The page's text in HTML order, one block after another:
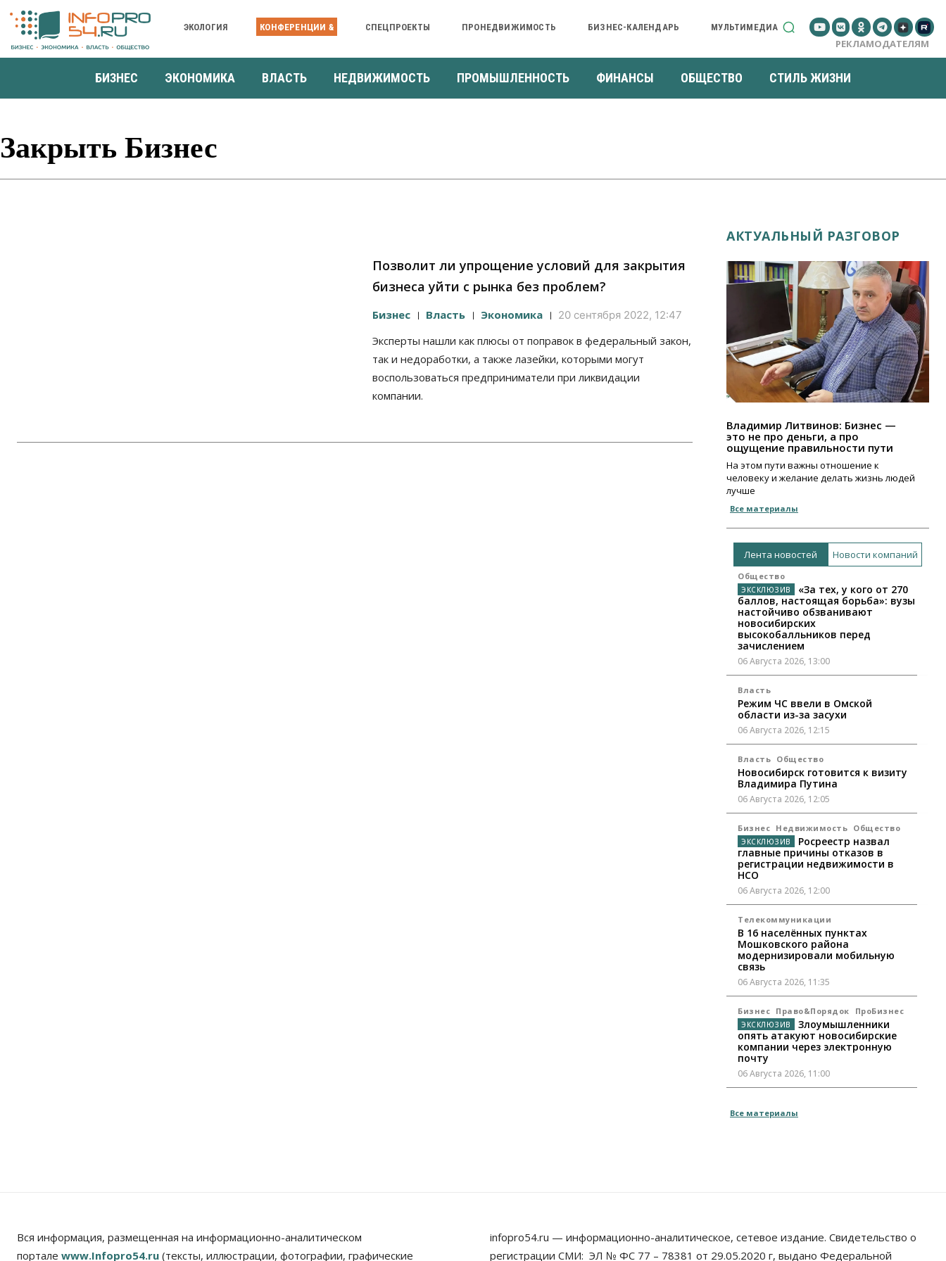
ЭКОЛОГИЯ КОНФЕРЕНЦИИ & СПЕЦПРОЕКТЫ ПРОНЕДВИЖИМОСТЬ БИЗНЕС-КАЛЕНДАРЬ МУЛЬТИМЕДИА
РЕКЛАМОДАТЕЛЯМ
БИЗНЕС ЭКОНОМИКА ВЛАСТЬ НЕДВИЖИМОСТЬ ПРОМЫШЛЕННОСТЬ ФИНАНСЫ ОБЩЕСТВО СТИЛЬ ЖИЗНИ
Закрыть Бизнес
Позволит ли упрощение условий для закрытия
бизнеса уйти с рынка без проблем?
Бизнес Власть Экономика 20 сентября 2022, 12:47
Эксперты нашли как плюсы от поправок в федеральный закон,
так и недоработки, а также лазейки, которыми могут
воспользоваться предприниматели при ликвидации
компании.
АКТУАЛЬНЫЙ РАЗГОВОР
Владимир Литвинов: Бизнес —
это не про деньги, а про
ощущение правильности пути
На этом пути важны отношение к
человеку и желание делать жизнь людей
лучше
Все материалы
Лента новостей Новости компаний
Общество
«За тех, у кого от 270
баллов, настоящая борьба»: вузы
настойчиво обзванивают
новосибирских
высокобалльников перед
зачислением
06 Августа 2026, 13:00
Власть
Режим ЧС ввели в Омской
области из-за засухи
06 Августа 2026, 12:15
Власть Общество
Новосибирск готовится к визиту
Владимира Путина
06 Августа 2026, 12:05
Бизнес Недвижимость Общество
Росреестр назвал
главные причины отказов в
регистрации недвижимости в
НСО
06 Августа 2026, 12:00
Телекоммуникации
В 16 населённых пунктах
Мошковского района
модернизировали мобильную
связь
06 Августа 2026, 11:35
Бизнес Право&Порядок ПроБизнес
Злоумышленники
опять атакуют новосибирские
компании через электронную
почту
06 Августа 2026, 11:00
Медики готовятся к второму пику
06 Августа 2026, 09:00
Все материалы
Вся информация, размещенная на информационно-аналитическом
портале www.Infopro54.ru (тексты, иллюстрации, фотографии, графические
infopro54.ru — информационно-аналитическое, сетевое издание. Свидетельство о
регистрации СМИ: ЭЛ № ФС 77 – 78381 от 29.05.2020 г, выдано Федеральной